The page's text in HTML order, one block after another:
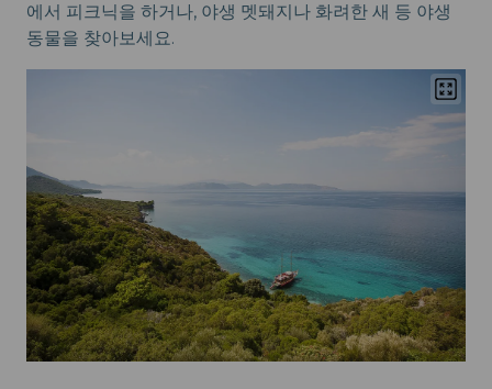
에서 피크닉을 하거나, 야생 멧돼지나 화려한 새 등 야생
동물을 찾아보세요.